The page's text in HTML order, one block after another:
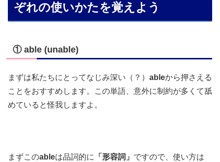
ぞれの使いかたを覚えよう
① able (unable)
まずは私たちにとってなじみ深い（？） ableから押さえる
ことをおすすめします。この単語、意外に制約が多くて舐
めていると怪我しますよ。
まずこのableは品詞的に 「形容詞」 ですので、使い方は